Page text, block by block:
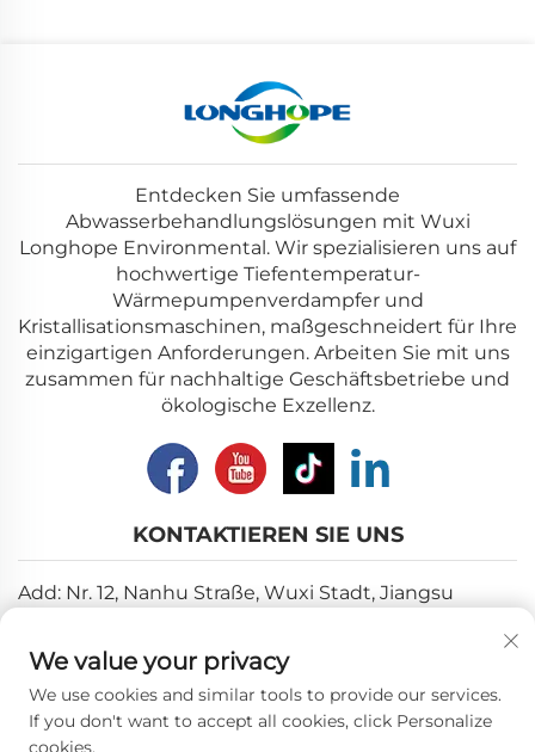
Entdecken Sie umfassende
Abwasserbehandlungslösungen mit Wuxi
Longhope Environmental. Wir spezialisieren uns auf
hochwertige Tiefentemperatur-
Wärmepumpenverdampfer und
Kristallisationsmaschinen, maßgeschneidert für Ihre
einzigartigen Anforderungen. Arbeiten Sie mit uns
zusammen für nachhaltige Geschäftsbetriebe und
ökologische Exzellenz.
KONTAKTIEREN SIE UNS
Add: Nr. 12, Nanhu Straße, Wuxi Stadt, Jiangsu
E-Mail:[email protected]
Tel.:+86-18018310578
We value your privacy
We use cookies and similar tools to provide our services.
If you don't want to accept all cookies, click Personalize
cookies.